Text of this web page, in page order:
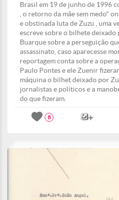
Brasil em 19 de junho de 1996
, o retorno da mãe sem medo"
e obstinada luta de Zuzu , uma
escreve sobre o bilhete
Buarque sobre a perseguição
assassinato, caso aparecesse
reportagem conta sobre a
Paulo Pontes e ele Zuenir
máquina o bilhet deixado por
jornalistas e políticos e a
do que fizeram.
8